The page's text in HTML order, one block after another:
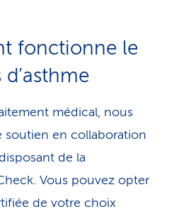
fonctionne le
médical, nous
soutien en collaboration
de la
Vous pouvez opter
de votre choix